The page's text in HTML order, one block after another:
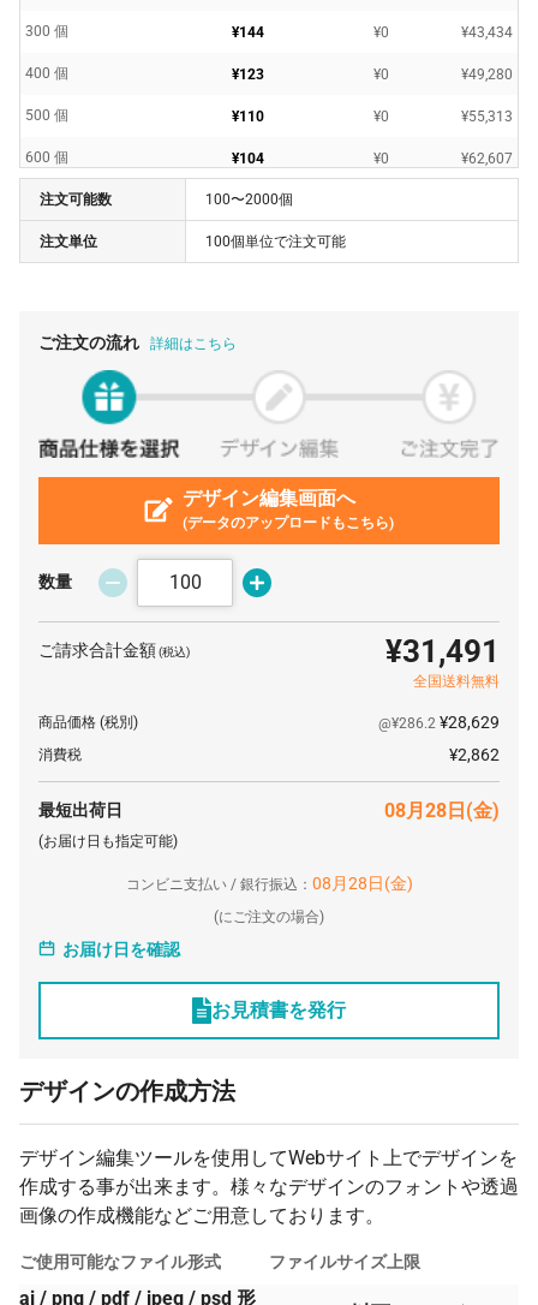
300 個 ¥144 ¥0 ¥43,434
400 個 ¥123 ¥0 ¥49,280
500 個 ¥110 ¥0 ¥55,313
600 個 ¥104 ¥0 ¥62,607
700 個 ¥100
800 個 ¥98
¥188,562
注文可能数 100〜2000個
注文単位 100個単位で注文可能
ご注文の流れ 詳細はこちら
デザイン編集画面へ
(データのアップロードもこちら)
数量
ご請求合計金額(税込) ¥31,491
全国送料無料
商品価格 (税別) @¥286.2 ¥28,629
消費税 ¥2,862
最短出荷日 08月28日(金)
(お届け日も指定可能)
コンビニ支払い / 銀行振込： 08月28日(金)
(にご注文の場合)
お届け日を確認
お見積書を発行
デザインの作成方法
デザイン編集ツールを使用してWebサイト上でデザインを
作成する事が出来ます。様々なデザインのフォントや透過
画像の作成機能などご用意しております。
ご使用可能なファイル形式
ai / png / pdf / jpeg / psd 形
ファイルサイズ上限